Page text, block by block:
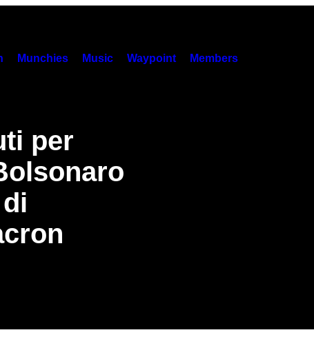
Munchies Music Waypoint Members
per